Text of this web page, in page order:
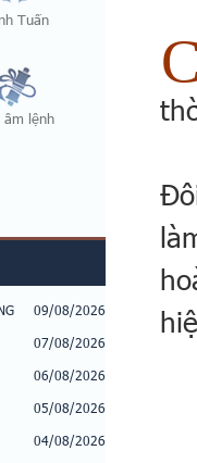
Tuấn
âm lệnh
09/08/2026
07/08/2026
06/08/2026
05/08/2026
04/08/2026